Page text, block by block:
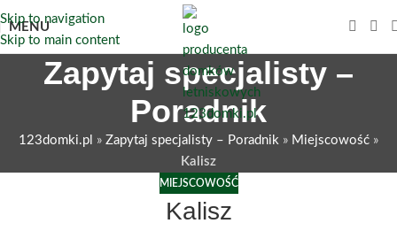
Skip to navigation
Skip to main content
MENU
Zapytaj specjalisty –
Poradnik
123domki.pl » Zapytaj specjalisty – Poradnik » Miejscowość »
Kalisz
MIEJSCOWOŚĆ
Kalisz